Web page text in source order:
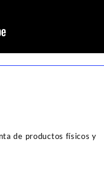
de productos físicos y